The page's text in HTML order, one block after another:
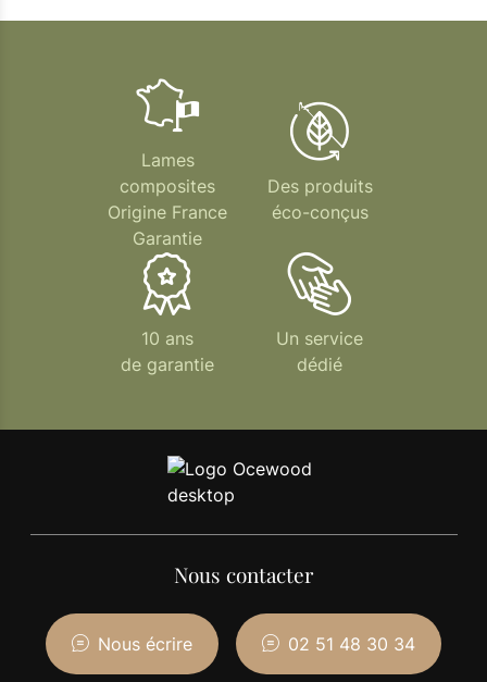
Lames
composites
Origine France
Garantie
Des produits
éco-conçus
10 ans
de garantie
Un service
dédié
Nous contacter
Nous écrire 02 51 48 30 34